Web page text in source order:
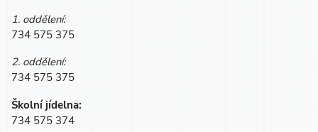
1. oddělení:
734 575 375
2. oddělení:
734 575 375
Školní jídelna:
734 575 374